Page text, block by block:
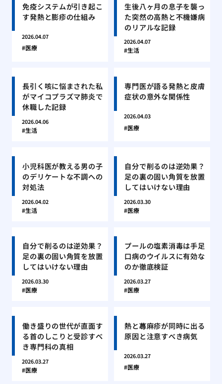
免疫システムが引き起こ
す発熱と膨疹の仕組み
2026.04.07
医療
生後八ヶ月の息子を襲っ
た突然の高熱と不機嫌病
のリアルな記録
2026.04.07
生活
長引く咳に悩まされた私
がマイコプラズマ肺炎で
休職した記録
2026.04.06
生活
専門医が語る発熱と皮膚
症状の意外な関係性
2026.04.03
医療
小児科医が教える男の子
のデリケートな不調への
対処法
2026.04.02
生活
自分で削るのは逆効果？
足の裏の固い角質を放置
してはいけない理由
2026.03.30
医療
自分で削るのは逆効果？
足の裏の固い角質を放置
してはいけない理由
2026.03.30
医療
プールの塩素消毒は手足
口病のウイルスに有効な
のか徹底検証
2026.03.27
医療
働き盛りの世代が直面す
る首のしこりと受診すべ
き専門科の真相
2026.03.27
医療
熱と蕁麻疹が同時に出る
原因と注意すべき病気
2026.03.27
医療